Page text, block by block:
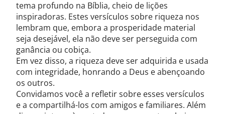
tema profundo na Bíblia, cheio de lições
inspiradoras. Estes versículos sobre riqueza nos
lembram que, embora a prosperidade material
seja desejável, ela não deve ser perseguida com
ganância ou cobiça.
Em vez disso, a riqueza deve ser adquirida e usada
com integridade, honrando a Deus e abençoando
os outros.
Convidamos você a refletir sobre esses versículos
e a compartilhá-los com amigos e familiares. Além